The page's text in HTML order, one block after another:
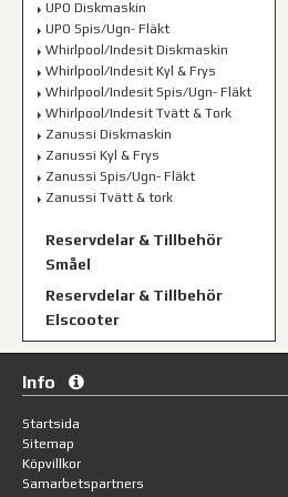
UPO Diskmaskin
UPO Spis/Ugn- Fläkt
Whirlpool/Indesit Diskmaskin
Whirlpool/Indesit Kyl & Frys
Whirlpool/Indesit Spis/Ugn- Fläkt
Whirlpool/Indesit Tvätt & Tork
Zanussi Diskmaskin
Zanussi Kyl & Frys
Zanussi Spis/Ugn- Fläkt
Zanussi Tvätt & tork
Reservdelar & Tillbehör
Småel
Reservdelar & Tillbehör
Elscooter
Info
Startsida
Sitemap
Köpvillkor
Samarbetspartners